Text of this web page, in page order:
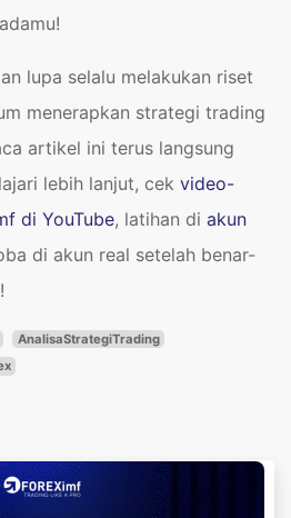
lupa selalu melakukan riset
menerapkan strategi trading
artikel ini terus langsung
lebih lanjut, cek video-
di YouTube, latihan di akun
di akun real setelah benar-
AnalisaStrategiTrading